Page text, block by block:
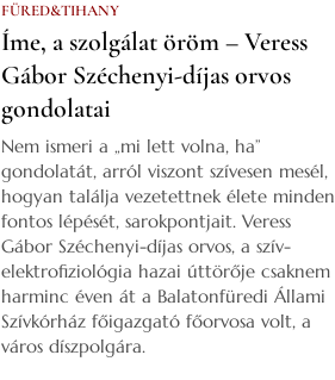
FÜRED&TIHANY
Íme, a szolgálat öröm – Veress
Gábor Széchenyi-díjas orvos
gondolatai
Nem ismeri a „mi lett volna, ha”
gondolatát, arról viszont szívesen mesél,
hogyan találja vezetettnek élete minden
fontos lépését, sarokpontjait. Veress
Gábor Széchenyi-díjas orvos, a szív-
elektrofiziológia hazai úttörője csaknem
harminc éven át a Balatonfüredi Állami
Szívkórház főigazgató főorvosa volt, a
város díszpolgára.